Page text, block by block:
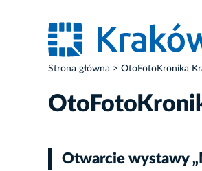
Strona główna OtoFotoKronika
Otwarcie wystawy